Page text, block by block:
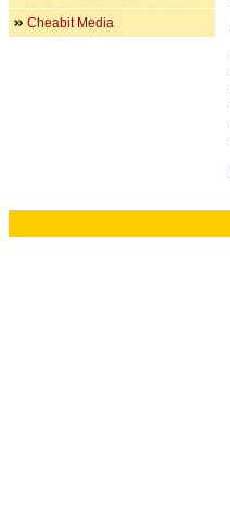
Cheabit Media